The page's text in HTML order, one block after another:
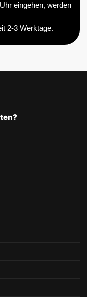
eingehen, werden
2-3 Werktage.